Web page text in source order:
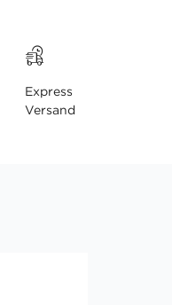
Express
Versand